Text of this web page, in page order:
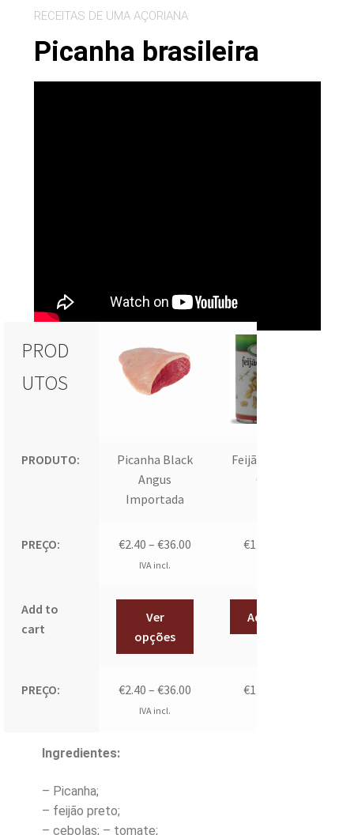
RECEITAS DE UMA AÇORIANA
Picanha brasileira
PROD
UTOS
PRODUTO:
Picanha Black
Angus
Importada
Feijão Manteiga
Cozido
PREÇO: €2.40 – €36.00
IVA incl.
€1.10
Add to
cart
Ver
opções
Adicionar
PREÇO: €2.40 – €36.00
IVA incl.
€1.10
Ingredientes:
– Picanha;
– feijão preto;
– cebolas; – tomate;